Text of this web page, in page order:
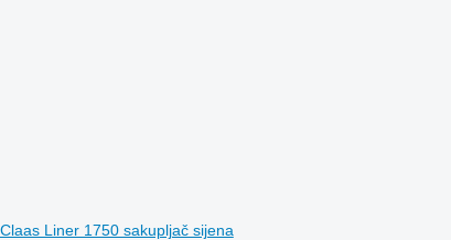
Claas Liner 1750 sakupljač sijena